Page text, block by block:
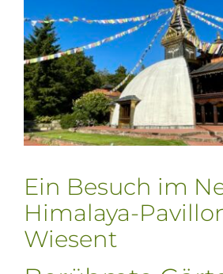
Bild
Ein Besuch im
Himalaya-
Wiesent